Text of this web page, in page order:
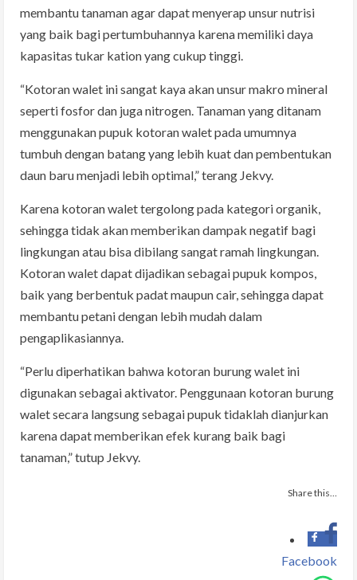
membantu tanaman agar dapat menyerap unsur nutrisi
yang baik bagi pertumbuhannya karena memiliki daya
kapasitas tukar kation yang cukup tinggi.
“Kotoran walet ini sangat kaya akan unsur makro mineral
seperti fosfor dan juga nitrogen. Tanaman yang ditanam
menggunakan pupuk kotoran walet pada umumnya
tumbuh dengan batang yang lebih kuat dan pembentukan
daun baru menjadi lebih optimal,” terang Jekvy.
Karena kotoran walet tergolong pada kategori organik,
sehingga tidak akan memberikan dampak negatif bagi
lingkungan atau bisa dibilang sangat ramah lingkungan.
Kotoran walet dapat dijadikan sebagai pupuk kompos,
baik yang berbentuk padat maupun cair, sehingga dapat
membantu petani dengan lebih mudah dalam
pengaplikasiannya.
“Perlu diperhatikan bahwa kotoran burung walet ini
digunakan sebagai aktivator. Penggunaan kotoran burung
walet secara langsung sebagai pupuk tidaklah dianjurkan
karena dapat memberikan efek kurang baik bagi
tanaman,” tutup Jekvy.
Share this…
Facebook